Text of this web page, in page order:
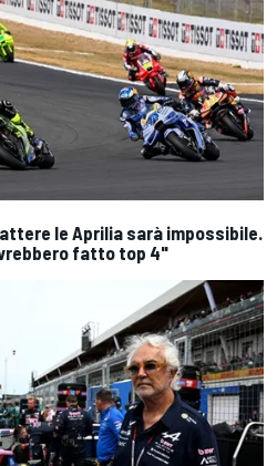
le Aprilia sarà impossibile.
fatto top 4"